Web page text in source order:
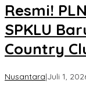
Resmi!
SPKLU
Country
Nusantara|Juli 1,